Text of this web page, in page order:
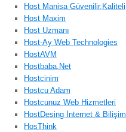
Host Manisa Güvenilir,Kaliteli
Host Maxim
Host Uzmanı
Host-Ay Web Technologies
HostAVM
Hostbaba.Net
Hostcinim
Hostcu Adam
Hostcunuz Web Hizmetleri
HostDesing İnternet & Bilişim
HosThink